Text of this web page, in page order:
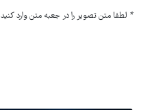
* لطفا متن تصویر را در جعبه متن وارد کنید